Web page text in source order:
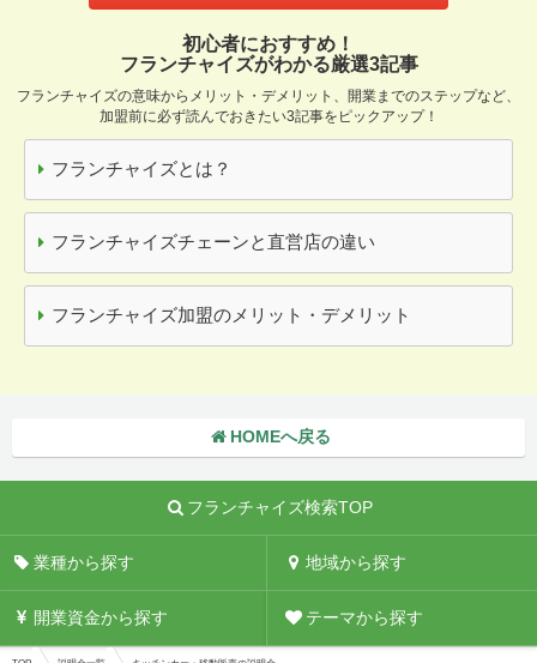
初心者におすすめ！
フランチャイズがわかる厳選3記事
フランチャイズの意味からメリット・デメリット、開業までのステップなど、
加盟前に必ず読んでおきたい3記事をピックアップ！
フランチャイズとは？
フランチャイズチェーンと直営店の違い
フランチャイズ加盟のメリット・デメリット
HOMEへ戻る
フランチャイズ検索TOP
業種から探す 地域から探す
開業資金から探す テーマから探す